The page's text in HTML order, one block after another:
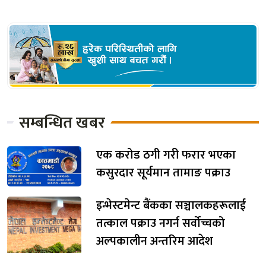
सम्बन्धित खबर
एक करोड ठगी गरी फरार भएका
कसुरदार सूर्यमान तामाङ पक्राउ
इन्भेस्टमेन्ट बैंकका सञ्चालकहरूलाई
तत्काल पक्राउ नगर्न सर्वोच्चको
अल्पकालीन अन्तरिम आदेश